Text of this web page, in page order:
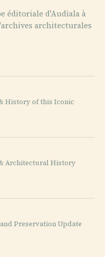
éditoriale d'Audiala à
architecturales
History of this Iconic
Architectural History
Preservation Update